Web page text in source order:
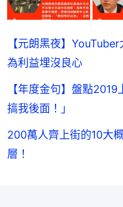
【元朗黑夜】
為利益埋沒良心
【年度金句】盤點
搞我後面！」
200萬人齊上街的10大
層！